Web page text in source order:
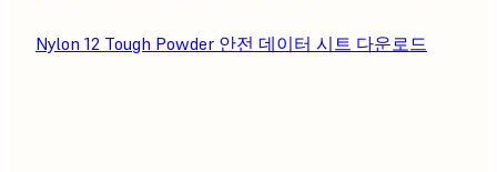
Nylon 12 Tough Powder 안전 데이터 시트 다운로드